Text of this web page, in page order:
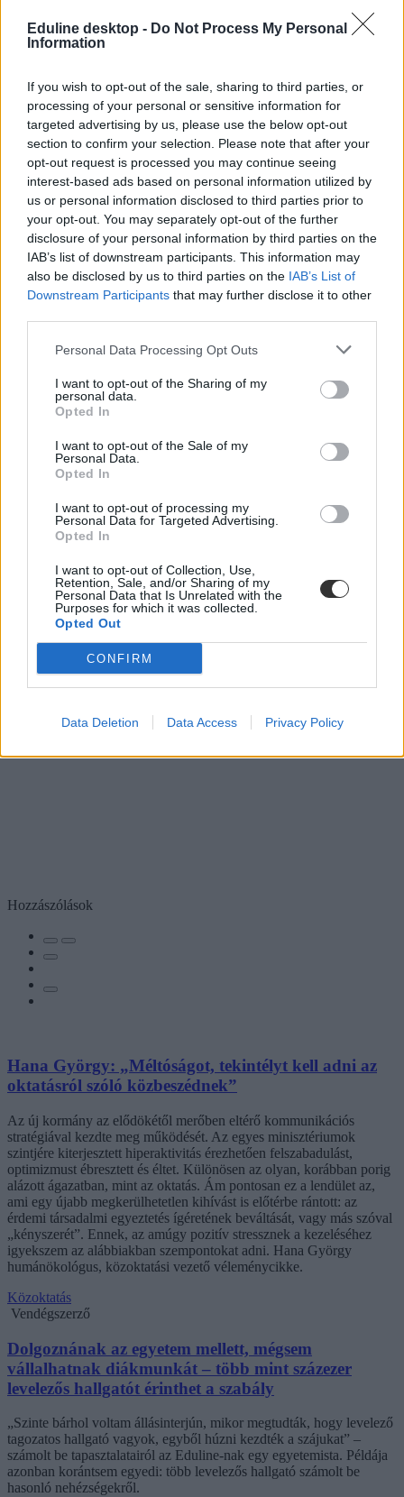
Eduline desktop - Do Not Process My Personal
Information
If you wish to opt-out of the sale, sharing to third parties, or
processing of your personal or sensitive information for
targeted advertising by us, please use the below opt-out
section to confirm your selection. Please note that after your
opt-out request is processed you may continue seeing
interest-based ads based on personal information utilized by
us or personal information disclosed to third parties prior to
your opt-out. You may separately opt-out of the further
disclosure of your personal information by third parties on the
IAB’s list of downstream participants. This information may
also be disclosed by us to third parties on the IAB’s List of
Downstream Participants that may further disclose it to other
Personal Data Processing Opt Outs
I want to opt-out of the Sharing of my
personal data.
Opted In
I want to opt-out of the Sale of my
Personal Data.
Opted In
I want to opt-out of processing my
Personal Data for Targeted Advertising.
Opted In
I want to opt-out of Collection, Use,
Retention, Sale, and/or Sharing of my
Personal Data that Is Unrelated with the
Purposes for which it was collected.
Opted Out
CONFIRM
Data Deletion Data Access Privacy Policy
koronavírus
személyes oktatás
karantén
alsó tagozatos
Hozzászólások
Hana György: „Méltóságot, tekintélyt kell adni az
oktatásról szóló közbeszédnek”
Az új kormány az elődökétől merőben eltérő kommunikációs
stratégiával kezdte meg működését. Az egyes minisztériumok
szintjére kiterjesztett hiperaktivitás érezhetően felszabadulást,
optimizmust ébresztett és éltet. Különösen az olyan, korábban porig
alázott ágazatban, mint az oktatás. Ám pontosan ez a lendület az,
ami egy újabb megkerülhetetlen kihívást is előtérbe rántott: az
érdemi társadalmi egyeztetés ígéretének beváltását, vagy más szóval
„kényszerét”. Ennek, az amúgy pozitív stressznek a kezeléséhez
igyekszem az alábbiakban szempontokat adni. Hana György
humánökológus, közoktatási vezető véleménycikke.
Közoktatás
Vendégszerző
Dolgoznának az egyetem mellett, mégsem
vállalhatnak diákmunkát – több mint százezer
levelezős hallgatót érinthet a szabály
„Szinte bárhol voltam állásinterjún, mikor megtudták, hogy levelező
tagozatos hallgató vagyok, egyből húzni kezdték a szájukat” –
számolt be tapasztalatairól az Eduline-nak egy egyetemista. Példája
azonban korántsem egyedi: több levelezős hallgató számolt be
hasonló nehézségekről.